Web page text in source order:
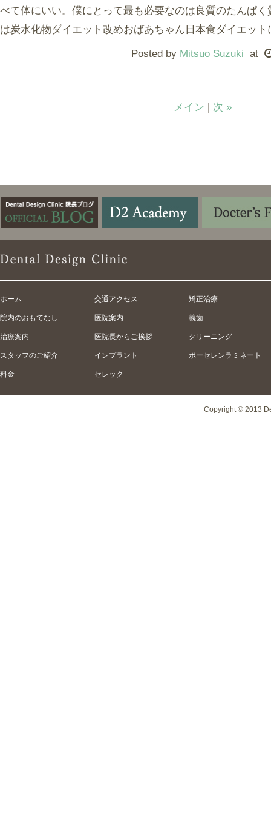
べて体にいい。僕にとって最も必要なのは良質のたんぱ
は炭水化物ダイエット改めおばあちゃん日本食ダイエッ
Posted by Mitsuo Suzuki at
メイン | 次 »
ホーム
院内のおもてなし
治療案内
スタッフのご紹介
料金
交通アクセス
医院案内
医院長からご挨拶
インプラント
セレック
矯正治療
義歯
クリーニング
ポーセレンラミネート
Copyright © 2013